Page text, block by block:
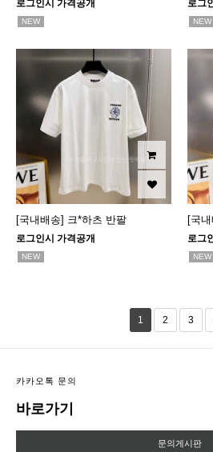
로그인시 가격공개
NEW
로그
NEW
[국내배송] 크*하츠 반팔
로그인시 가격공개
NEW
[국
로그
NEW
1 2 3
카카오톡 문의
바로가기
문의게시판